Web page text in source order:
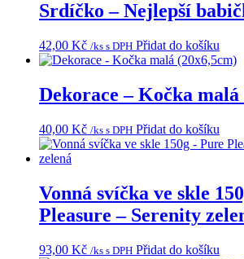
Srdíčko – Nejlepší
42,00 Kč /ks s DPH Přidat do košíku
Dekorace – Kočka malá
40,00 Kč /ks s DPH Přidat do košíku
Vonná svíčka ve skle
Pleasure – Serenity
93,00 Kč /ks s DPH Přidat do košíku